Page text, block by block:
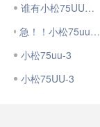
谁有小松75UU资料
急！！小松75uu挖掘机低价转让
小松75uu-3
小松75UU-3